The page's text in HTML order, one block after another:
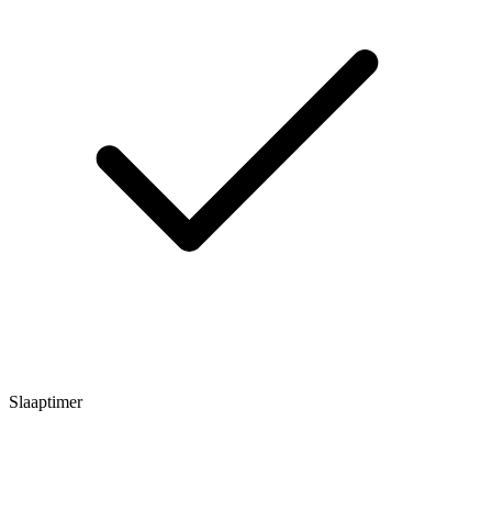
Slaaptimer